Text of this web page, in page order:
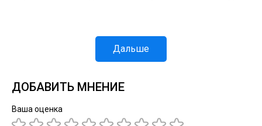
Дальше
ДОБАВИТЬ МНЕНИЕ
Ваша оценка